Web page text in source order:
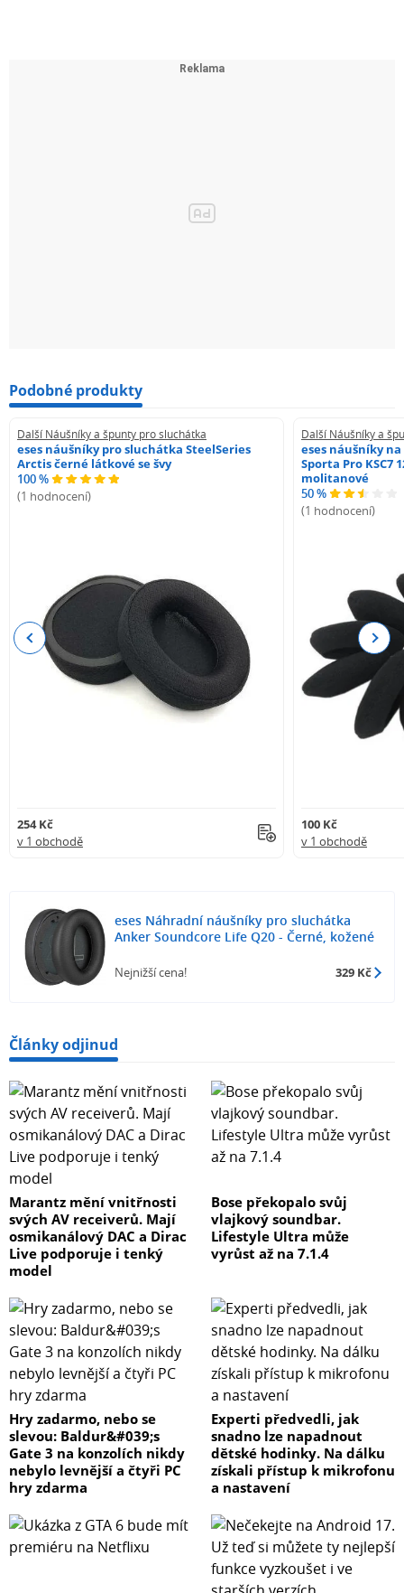
Podobné produkty
Další Náušníky a špunty pro sluchátka
eses náušníky pro sluchátka SteelSeries
Arctis černé látkové se švy
100 %
(1 hodnocení)
254 Kč
v 1 obchodě
Další Náušníky a
eses náušníky
Sporta Pro KSC7
molitanové
50 %
(1 hodnocení)
100 Kč
v 1 obchodě
Previous Next
eses Náhradní náušníky pro sluchátka
Anker Soundcore Life Q20 - Černé, kožené
Nejnižší cena! 329 Kč
Články odjinud
Marantz mění vnitřnosti
svých AV receiverů. Mají
osmikanálový DAC a Dirac
Live podporuje i tenký
model
Bose překopalo svůj
vlajkový soundbar.
Lifestyle Ultra může
vyrůst až na 7.1.4
Hry zadarmo, nebo se
slevou: Baldur&#039;s
Gate 3 na konzolích nikdy
nebylo levnější a čtyři PC
hry zdarma
Experti předvedli, jak
snadno lze napadnout
dětské hodinky. Na dálku
získali přístup k mikrofonu
a nastavení